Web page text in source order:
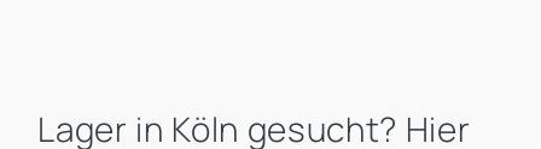
Lager in Köln gesucht? Hier